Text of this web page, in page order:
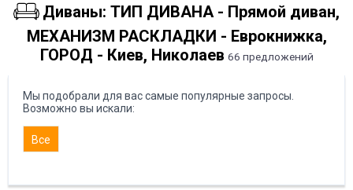
Диваны: ТИП ДИВАНА - Прямой диван,
МЕХАНИЗМ РАСКЛАДКИ - Еврокнижка,
ГОРОД - Киев, Николаев 66 предложений
Мы подобрали для вас самые популярные запросы.
Возможно вы искали:
Все